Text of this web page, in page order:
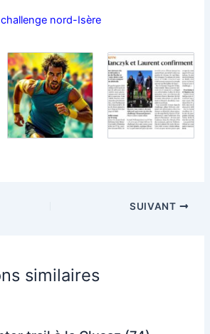
challenge nord-Isère
SUIVANT
similaires